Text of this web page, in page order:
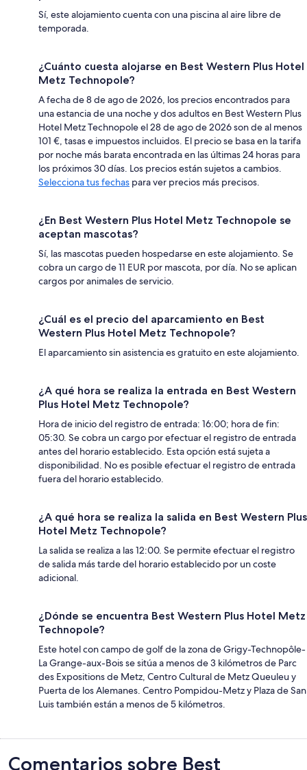
Sí, este alojamiento cuenta con una piscina al aire libre de
temporada.
¿Cuánto cuesta alojarse en Best Western Plus Hotel
Metz Technopole?
A fecha de 8 de ago de 2026, los precios encontrados para
una estancia de una noche y dos adultos en Best Western Plus
Hotel Metz Technopole el 28 de ago de 2026 son de al menos
101 €, tasas e impuestos incluidos. El precio se basa en la tarifa
por noche más barata encontrada en las últimas 24 horas para
los próximos 30 días. Los precios están sujetos a cambios.
Selecciona tus fechas para ver precios más precisos.
¿En Best Western Plus Hotel Metz Technopole se
aceptan mascotas?
Sí, las mascotas pueden hospedarse en este alojamiento. Se
cobra un cargo de 11 EUR por mascota, por día. No se aplican
cargos por animales de servicio.
¿Cuál es el precio del aparcamiento en Best
Western Plus Hotel Metz Technopole?
El aparcamiento sin asistencia es gratuito en este alojamiento.
¿A qué hora se realiza la entrada en Best Western
Plus Hotel Metz Technopole?
Hora de inicio del registro de entrada: 16:00; hora de fin:
05:30. Se cobra un cargo por efectuar el registro de entrada
antes del horario establecido. Esta opción está sujeta a
disponibilidad. No es posible efectuar el registro de entrada
fuera del horario establecido.
¿A qué hora se realiza la salida en Best Western Plus
Hotel Metz Technopole?
La salida se realiza a las 12:00. Se permite efectuar el registro
de salida más tarde del horario establecido por un coste
adicional.
¿Dónde se encuentra Best Western Plus Hotel Metz
Technopole?
Este hotel con campo de golf de la zona de Grigy-Technopôle-
La Grange-aux-Bois se sitúa a menos de 3 kilómetros de Parc
des Expositions de Metz, Centro Cultural de Metz Queuleu y
Puerta de los Alemanes. Centro Pompidou-Metz y Plaza de San
Luis también están a menos de 5 kilómetros.
Comentarios
Comentarios sobre Best